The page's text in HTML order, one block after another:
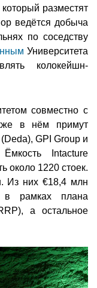
разместят
ведётся добыча
по соседству
Университета
колокейшн-
совместно с
в нём примут
GPI Group и
Intacture
около 1220 стоек.
Из них €18,4 млн
в рамках плана
а остальное